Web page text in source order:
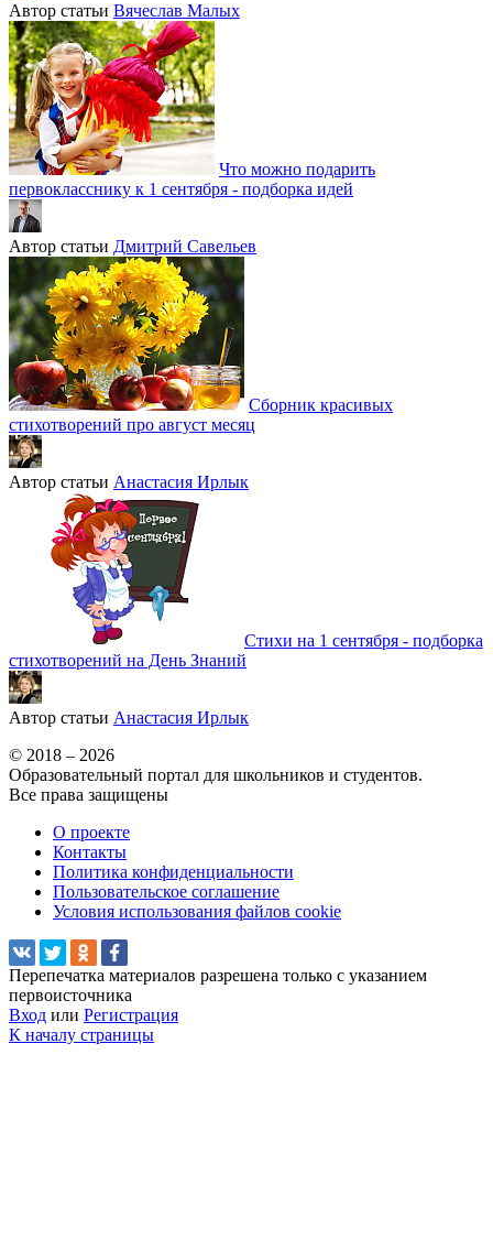
Автор статьи Вячеслав Малых
Что можно подарить
первокласснику к 1 сентября - подборка идей
Автор статьи Дмитрий Савельев
Сборник красивых
стихотворений про август месяц
Автор статьи Анастасия Ирлык
Стихи на 1 сентября - подборка
стихотворений на День Знаний
Автор статьи Анастасия Ирлык
© 2018 – 2026
Образовательный портал для школьников и студентов.
Все права защищены
О проекте
Контакты
Политика конфиденциальности
Пользовательское соглашение
Условия использования файлов cookie
Перепечатка материалов разрешена только с указанием
первоисточника
Вход или Регистрация
К началу страницы